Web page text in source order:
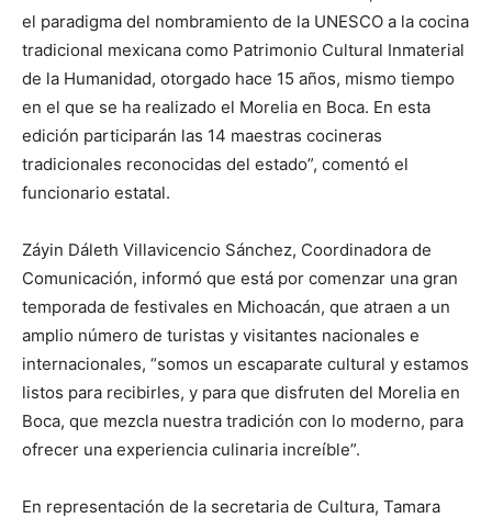
el paradigma del nombramiento de la UNESCO a la cocina
tradicional mexicana como Patrimonio Cultural Inmaterial
de la Humanidad, otorgado hace 15 años, mismo tiempo
en el que se ha realizado el Morelia en Boca. En esta
edición participarán las 14 maestras cocineras
tradicionales reconocidas del estado”, comentó el
funcionario estatal.
Záyin Dáleth Villavicencio Sánchez, Coordinadora de
Comunicación, informó que está por comenzar una gran
temporada de festivales en Michoacán, que atraen a un
amplio número de turistas y visitantes nacionales e
internacionales, “somos un escaparate cultural y estamos
listos para recibirles, y para que disfruten del Morelia en
Boca, que mezcla nuestra tradición con lo moderno, para
ofrecer una experiencia culinaria increíble”.
En representación de la secretaria de Cultura, Tamara